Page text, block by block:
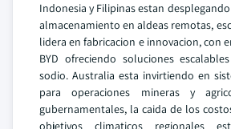
Indonesia y Filipinas estan
almacenamiento en aldeas remotas,
lidera en fabricacion e innovacion, con
BYD ofreciendo soluciones
sodio. Australia esta invirtiendo en
para operaciones mineras y
gubernamentales, la caida de los
objetivos climaticos regionales